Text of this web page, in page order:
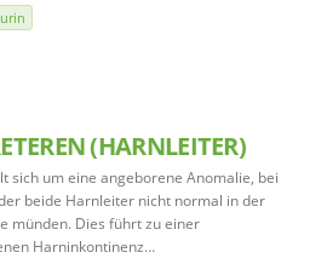
(HARNLEITER)
sich um eine angeborene Anomalie, bei
beide Harnleiter nicht normal in der
münden. Dies führt zu einer
Harninkontinenz…